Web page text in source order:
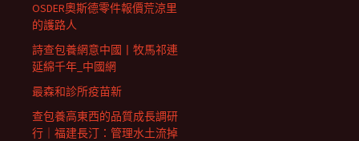
OSDER奧斯德零件報價荒涼里
的護路人
詩查包養網意中國丨牧馬祁連
延綿千年_中國網
最森和診所疫苗新
查包養高東西的品質成長調研
行｜福建長汀：管理水土流掉